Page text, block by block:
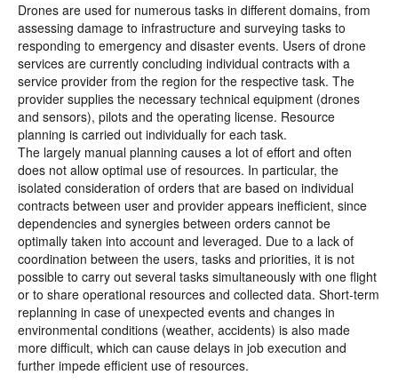
Drones are used for numerous tasks in different domains, from
assessing damage to infrastructure and surveying tasks to
responding to emergency and disaster events. Users of drone
services are currently concluding individual contracts with a
service provider from the region for the respective task. The
provider supplies the necessary technical equipment (drones
and sensors), pilots and the operating license. Resource
planning is carried out individually for each task.
The largely manual planning causes a lot of effort and often
does not allow optimal use of resources. In particular, the
isolated consideration of orders that are based on individual
contracts between user and provider appears inefficient, since
dependencies and synergies between orders cannot be
optimally taken into account and leveraged. Due to a lack of
coordination between the users, tasks and priorities, it is not
possible to carry out several tasks simultaneously with one flight
or to share operational resources and collected data. Short-term
replanning in case of unexpected events and changes in
environmental conditions (weather, accidents) is also made
more difficult, which can cause delays in job execution and
further impede efficient use of resources.